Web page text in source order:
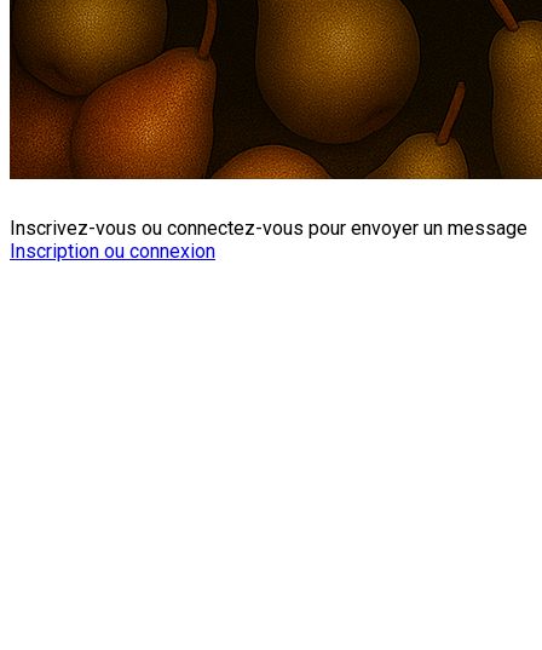
Inscrivez-vous ou connectez-vous pour envoyer un message
Inscription ou connexion